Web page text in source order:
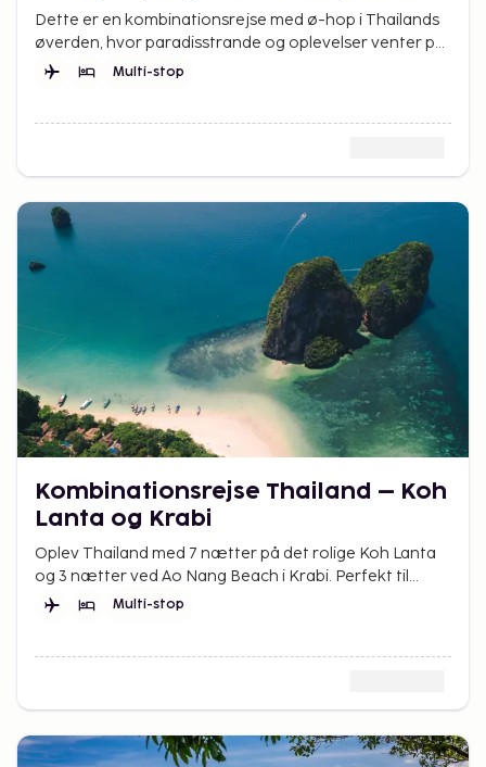
Dette er en kombinationsrejse med ø-hop i Thailands
øverden, hvor paradisstrande og oplevelser venter på
Koh Lanta, Koh Ngai, Koh Mook, Koh Kradan og Koh
Multi-stop
Kombinationsrejse Thailand – Koh
Lanta og Krabi
Oplev Thailand med 7 nætter på det rolige Koh Lanta
og 3 nætter ved Ao Nang Beach i Krabi. Perfekt til
familier, der søger sol, bad og eventyr.
Multi-stop